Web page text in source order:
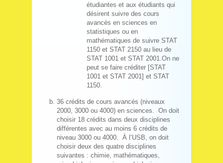
étudiantes et aux étudiants qui
désirent suivre des cours
avancés en sciences en
statistiques ou en
mathématiques de suivre STAT
1150 et STAT 2150 au lieu de
STAT 1001 et STAT 2001.On ne
peut se faire créditer [STAT
1001 et STAT 2001] et STAT
1150.
36 crédits de cours avancés (niveaux
2000, 3000 ou 4000) en sciences. On doit
choisir 18 crédits dans deux disciplines
différentes avec au moins 6 crédits de
niveau 3000 ou 4000. À l’USB, on doit
choisir deux des quatre disciplines
suivantes : chimie, mathématiques,